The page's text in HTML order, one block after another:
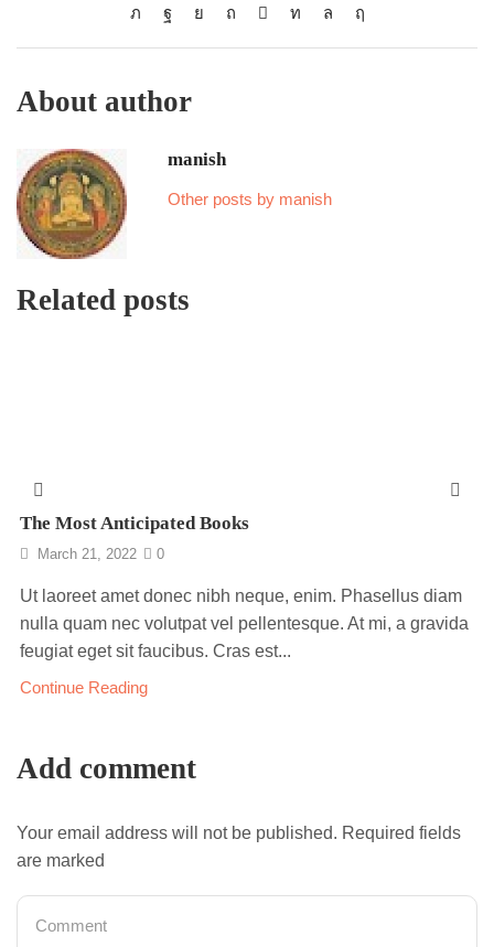
About author
manish
Other posts by manish
Related posts
The Most Anticipated Books
March 21, 2022 0
Ut laoreet amet donec nibh neque, enim. Phasellus diam
nulla quam nec volutpat vel pellentesque. At mi, a gravida
feugiat eget sit faucibus. Cras est...
Continue Reading
Add comment
Your email address will not be published. Required fields
are marked